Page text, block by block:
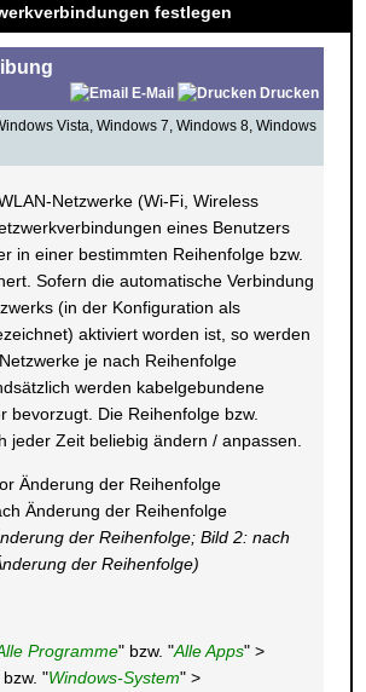
festlegen
E-Mail
Drucken
Vista, Windows 7, Windows 8, Windows
Netzwerke (Wi-Fi, Wireless
eines Benutzers
in einer bestimmten Reihenfolge bzw.
Sofern die automatische Verbindung
(in der Konfiguration als
aktiviert worden ist, so werden
je nach Reihenfolge
werden kabelgebundene
bevorzugt. Die Reihenfolge bzw.
jeder Zeit beliebig ändern / anpassen.
der Reihenfolge; Bild 2: nach
der Reihenfolge)
Programme" bzw. "Alle Apps" >
"Windows-System" >